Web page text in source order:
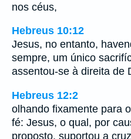
nos céus,
Hebreus 10:12
Jesus, no entanto,
sempre, um único
assentou-se à direita de
Hebreus 12:2
olhando fixamente para
fé: Jesus, o qual, por
proposto, suportou a